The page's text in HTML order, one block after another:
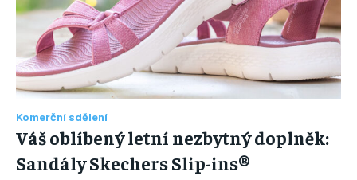
Komerční sdělení
Váš oblíbený letní nezbytný doplněk:
Sandály Skechers Slip-ins®